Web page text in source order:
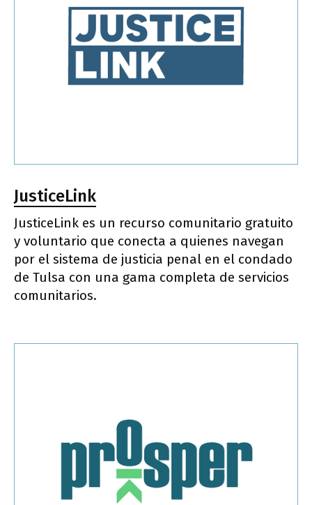
JusticeLink
JusticeLink es un recurso comunitario gratuito
y voluntario que conecta a quienes navegan
por el sistema de justicia penal en el condado
de Tulsa con una gama completa de servicios
comunitarios.